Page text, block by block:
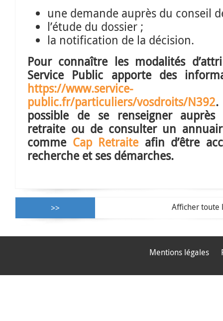
une demande auprès du conseil
l’étude du dossier ;
la notification de la décision.
Pour connaître les modalités
Service Public apporte des
https://www.service-
public.fr/particuliers/vosdroits/N392.
possible de se renseigner auprès
retraite ou de consulter un
comme Cap Retraiteafin d’être
recherche et ses démarches.
Afficher toute
Mentions légales